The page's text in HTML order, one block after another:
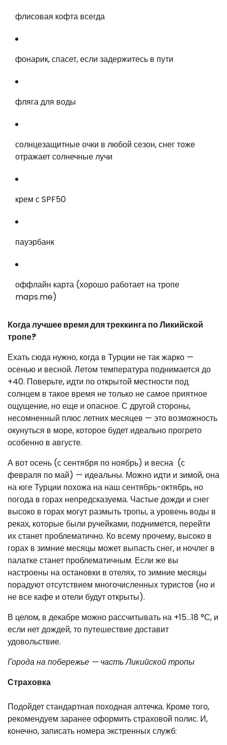
флисовая кофта всегда
фонарик, спасет, если задержитесь в пути
фляга для воды
солнцезащитные очки в любой сезон, снег тоже
отражает солнечные лучи
крем с SPF50
пауэрбанк
оффлайн карта (хорошо работает на тропе
maps.me)
Когда лучшее время для треккинга по Ликийской
тропе?
Ехать сюда нужно, когда в Турции не так жарко —
осенью и весной. Летом температура поднимается до
+40. Поверьте, идти по открытой местности под
солнцем в такое время не только не самое приятное
ощущение, но еще и опасное. С другой стороны,
несомненный плюс летних месяцев — это возможность
окунуться в море, которое будет идеально прогрето
особенно в августе.
А вот осень (с сентября по ноябрь) и весна (с
февраля по май) — идеальны. Можно идти и зимой, она
на юге Турции похожа на наш сентябрь-октябрь, но
погода в горах непредсказуема. Частые дожди и снег
высоко в горах могут размыть тропы, а уровень воды в
реках, которые были ручейками, поднимется, перейти
их станет проблематично. Ко всему прочему, высоко в
горах в зимние месяцы может выпасть снег, и ночлег в
палатке станет проблематичным. Если же вы
настроены на остановки в отелях, то зимние месяцы
порадуют отсутствием многочисленных туристов (но и
не все кафе и отели будут открыты).
В целом, в декабре можно рассчитывать на +15…18 °С, и
если нет дождей, то путешествие доставит
удовольствие.
Города на побережье — часть Ликийской тропы
Страховка
Подойдет стандартная походная аптечка. Кроме того,
рекомендуем заранее оформить страховой полис. И,
конечно, записать номера экстренных служб: